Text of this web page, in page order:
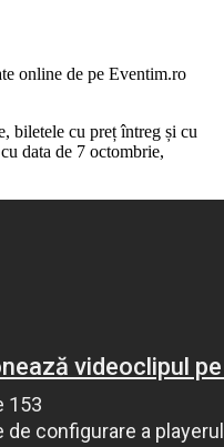
online de pe Eventim.ro
biletele cu preț întreg și cu
data de 7 octombrie,